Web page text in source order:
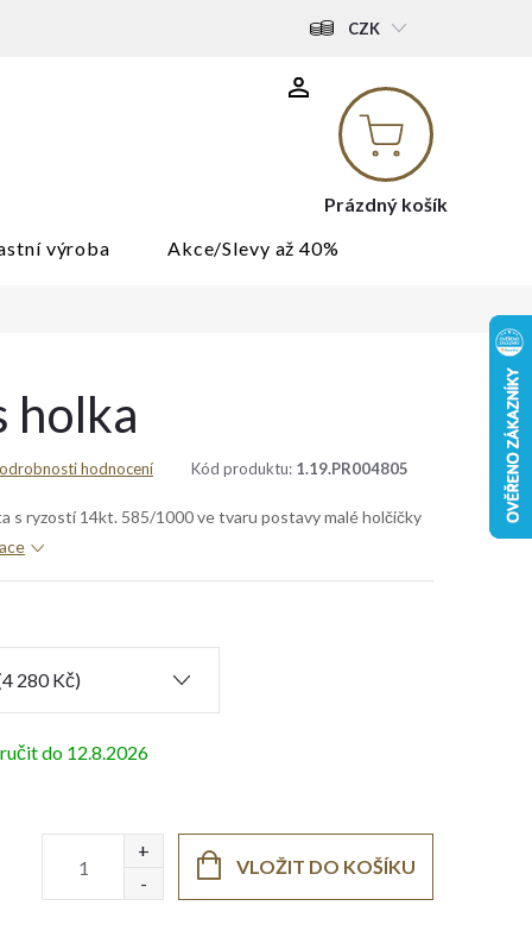
CZK
Nákupní
košík
Prázdný košík
výroba Akce/Slevy až 40%
holka
hodnocení Kód produktu: 1.19.PR004805
s ryzostí 14kt. 585/1000 ve tvaru postavy malé holčičky
12.8.2026
VLOŽIT DO KOŠÍKU